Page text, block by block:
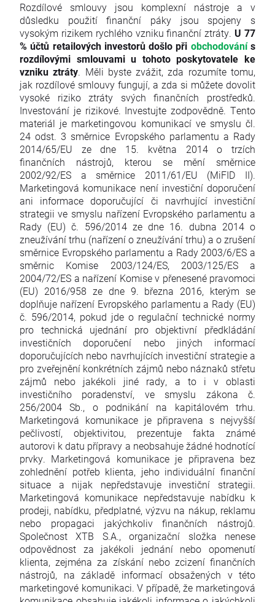
Rozdílové smlouvy jsou komplexní nástroje a v
důsledku použití finanční páky jsou spojeny s
vysokým rizikem rychlého vzniku finanční ztráty. U 77
% účtů retailových investorů došlo při obchodovánís
rozdílovými smlouvami u tohoto poskytovatele ke
vzniku ztráty. Měli byste zvážit, zda rozumíte tomu,
jak rozdílové smlouvy fungují, a zda si můžete dovolit
vysoké riziko ztráty svých finančních prostředků.
Investování je rizikové. Investujte zodpovědně. Tento
materiál je marketingovou komunikací ve smyslu čl.
24 odst. 3 směrnice Evropského parlamentu a Rady
2014/65/EU ze dne 15. května 2014 o trzích
finančních nástrojů, kterou se mění směrnice
2002/92/ES a směrnice 2011/61/EU (MiFID II).
Marketingová komunikace není investiční doporučení
ani informace doporučující či navrhující investiční
strategii ve smyslu nařízení Evropského parlamentu a
Rady (EU) č. 596/2014 ze dne 16. dubna 2014 o
zneužívání trhu (nařízení o zneužívání trhu) a o zrušení
směrnice Evropského parlamentu a Rady 2003/6/ES a
směrnic Komise 2003/124/ES, 2003/125/ES a
2004/72/ES a nařízení Komise v přenesené pravomoci
(EU) 2016/958 ze dne 9. března 2016, kterým se
doplňuje nařízení Evropského parlamentu a Rady (EU)
č. 596/2014, pokud jde o regulační technické normy
pro technická ujednání pro objektivní předkládání
investičních doporučení nebo jiných informací
doporučujících nebo navrhujících investiční strategie a
pro zveřejnění konkrétních zájmů nebo náznaků střetu
zájmů nebo jakékoli jiné rady, a to i v oblasti
investičního poradenství, ve smyslu zákona č.
256/2004 Sb., o podnikání na kapitálovém trhu.
Marketingová komunikace je připravena s nejvyšší
pečlivostí, objektivitou, prezentuje fakta známé
autorovi k datu přípravy a neobsahuje žádné hodnotící
prvky. Marketingová komunikace je připravena bez
zohlednění potřeb klienta, jeho individuální finanční
situace a nijak nepředstavuje investiční strategii.
Marketingová komunikace nepředstavuje nabídku k
prodeji, nabídku, předplatné, výzvu na nákup, reklamu
nebo propagaci jakýchkoliv finančních nástrojů.
Společnost XTB S.A., organizační složka nenese
odpovědnost za jakékoli jednání nebo opomenutí
klienta, zejména za získání nebo zcizení finančních
nástrojů, na základě informací obsažených v této
marketingové komunikaci. V případě, že marketingová